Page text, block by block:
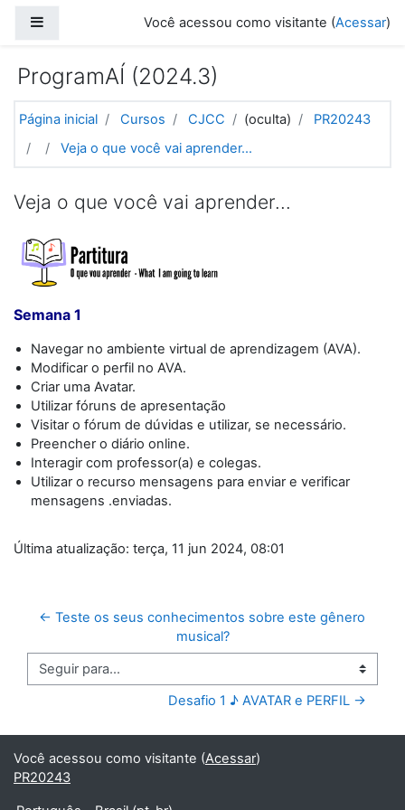
Você acessou como visitante (Acessar)
ProgramAÍ (2024.3)
Página inicial Cursos CJCC (oculta)
PR20243
Veja o que você vai aprender...
Veja o que você vai aprender...
Semana 1
Navegar no ambiente virtual de aprendizagem (AVA).
Modificar o perfil no AVA.
Criar uma Avatar.
Utilizar fóruns de apresentação
Visitar o fórum de dúvidas e utilizar, se necessário.
Preencher o diário online.
Interagir com professor(a) e colegas.
Utilizar o recurso mensagens para enviar e verificar
mensagens .enviadas.
Última atualização: terça, 11 jun 2024, 08:01
← Teste os seus conhecimentos sobre este gênero
musical?
Seguir para...
Desafio 1 ♪ AVATAR e PERFIL →
Você acessou como visitante (Acessar)
PR20243